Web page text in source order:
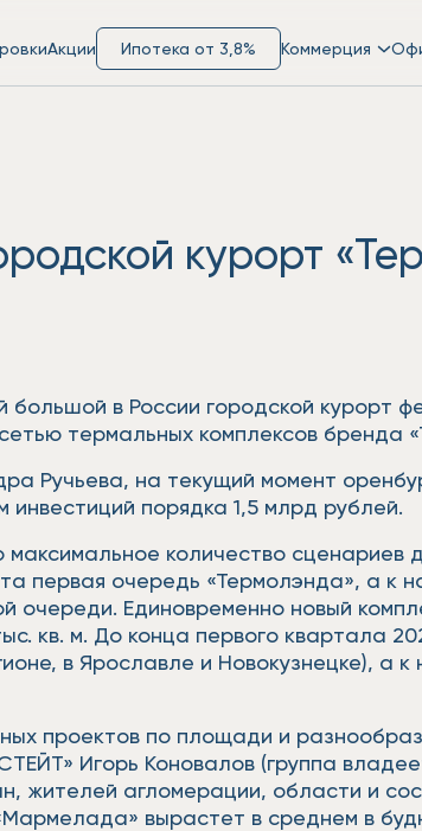
Акции Ипотека от 3,8% Коммерция
курорт
в России городской курорт
термальных комплексов бренда
Ручьева, на текущий момент
порядка 1,5 млрд рублей.
количество сценариев
первая очередь «Термолэнда», а к
очереди. Единовременно новый
кв. м. До конца первого квартала
в Ярославле и Новокузнецке), а
проектов по площади и
Игорь Коновалов (группа
жителей агломерации, области и
вырастет в среднем в